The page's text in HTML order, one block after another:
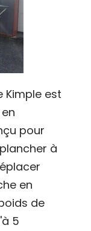
Kimple est
pour
à
en
de
5